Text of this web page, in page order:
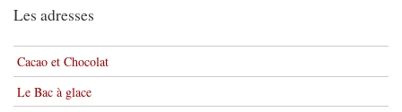
Les adresses
Cacao et Chocolat
Le Bac à glace